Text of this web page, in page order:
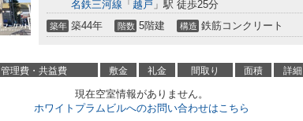
名鉄三河線 「 越戸 」駅 徒歩25分
築年 築44年 階数 5階建 構造 鉄筋コンクリート
管理費・共益費 敷金 礼金 間取り 面積 詳細
現在空室情報がありません。
ホワイトプラムビルへのお問い合わせはこちら